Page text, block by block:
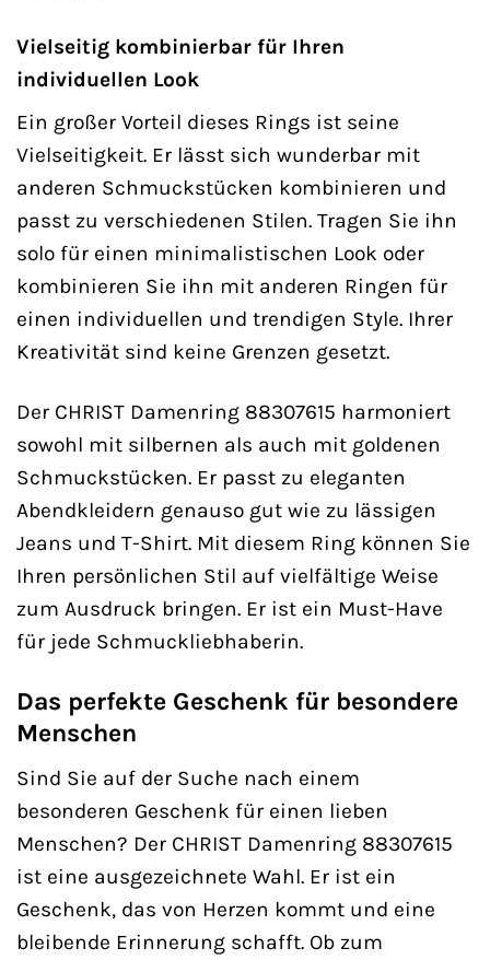
Vielseitig kombinierbar für Ihren
individuellen Look
Ein großer Vorteil dieses Rings ist seine
Vielseitigkeit. Er lässt sich wunderbar mit
anderen Schmuckstücken kombinieren und
passt zu verschiedenen Stilen. Tragen Sie ihn
solo für einen minimalistischen Look oder
kombinieren Sie ihn mit anderen Ringen für
einen individuellen und trendigen Style. Ihrer
Kreativität sind keine Grenzen gesetzt.
Der CHRIST Damenring 88307615 harmoniert
sowohl mit silbernen als auch mit goldenen
Schmuckstücken. Er passt zu eleganten
Abendkleidern genauso gut wie zu lässigen
Jeans und T-Shirt. Mit diesem Ring können Sie
Ihren persönlichen Stil auf vielfältige Weise
zum Ausdruck bringen. Er ist ein Must-Have
für jede Schmuckliebhaberin.
Das perfekte Geschenk für besondere
Menschen
Sind Sie auf der Suche nach einem
besonderen Geschenk für einen lieben
Menschen? Der CHRIST Damenring 88307615
ist eine ausgezeichnete Wahl. Er ist ein
Geschenk, das von Herzen kommt und eine
bleibende Erinnerung schafft. Ob zum